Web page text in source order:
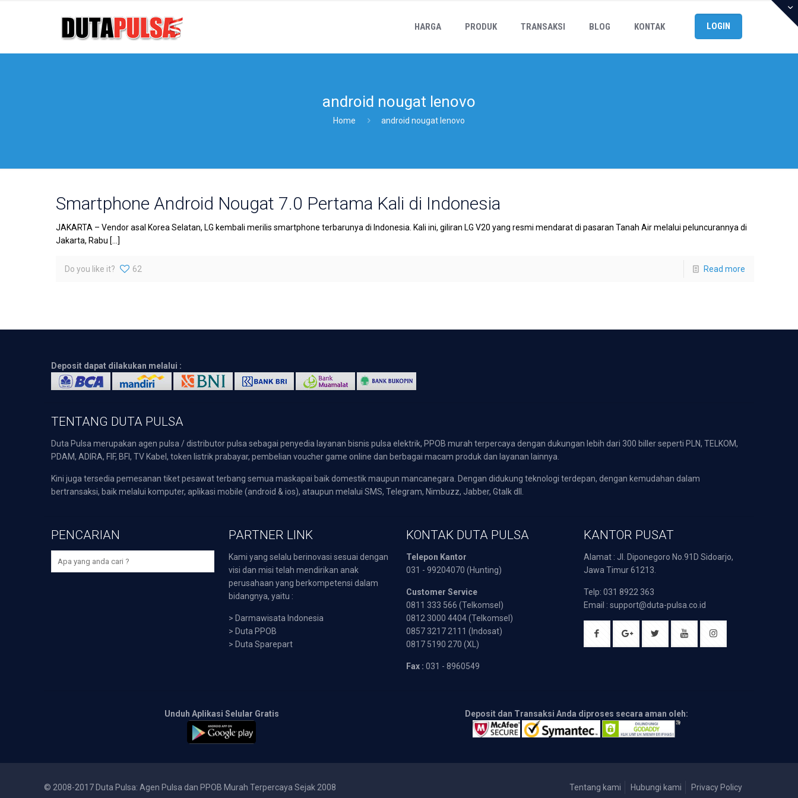
HARGA PRODUK TRANSAKSI BLOG KONTAK LOGIN
android nougat lenovo
Home android nougat lenovo
Smartphone Android Nougat 7.0 Pertama Kali di Indonesia
JAKARTA – Vendor asal Korea Selatan, LG kembali merilis smartphone terbarunya di Indonesia. Kali ini, giliran LG V20 yang resmi mendarat di pasaran Tanah Air melalui peluncurannya di
Jakarta, Rabu […]
Do you like it? 62 Read more
Deposit dapat dilakukan melalui :
TENTANG DUTA PULSA
Duta Pulsa merupakan agen pulsa / distributor pulsa sebagai penyedia layanan bisnis pulsa elektrik, PPOB murah terpercaya dengan dukungan lebih dari 300 biller seperti PLN, TELKOM,
PDAM, ADIRA, FIF, BFI, TV Kabel, token listrik prabayar, pembelian voucher game online dan berbagai macam produk dan layanan lainnya.
Kini juga tersedia pemesanan tiket pesawat terbang semua maskapai baik domestik maupun mancanegara. Dengan didukung teknologi terdepan, dengan kemudahan dalam
bertransaksi, baik melalui komputer, aplikasi mobile (android & ios), ataupun melalui SMS, Telegram, Nimbuzz, Jabber, Gtalk dll.
PENCARIAN PARTNER LINK
Kami yang selalu berinovasi sesuai dengan
visi dan misi telah mendirikan anak
perusahaan yang berkompetensi dalam
bidangnya, yaitu :
> Darmawisata Indonesia
> Duta PPOB
> Duta Sparepart
KONTAK DUTA PULSA
Telepon Kantor
031 - 99204070 (Hunting)
Customer Service
0811 333 566 (Telkomsel)
0812 3000 4404 (Telkomsel)
0857 3217 2111 (Indosat)
0817 5190 270 (XL)
Fax : 031 - 8960549
KANTOR PUSAT
Alamat : Jl. Diponegoro No.91D Sidoarjo,
Jawa Timur 61213.
Telp: 031 8922 363
Email : support@duta-pulsa.co.id
Unduh Aplikasi Selular Gratis Deposit dan Transaksi Anda diproses secara aman oleh:
© 2008-2017 Duta Pulsa: Agen Pulsa dan PPOB Murah Terpercaya Sejak 2008 Tentang kami Hubungi kami Privacy Policy